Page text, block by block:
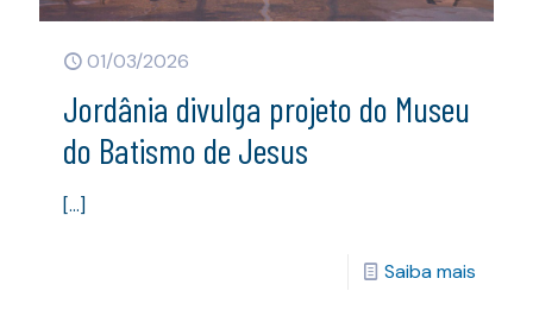
01/03/2026
Jordânia divulga projeto do Museu
do Batismo de Jesus
[…]
Saiba mais